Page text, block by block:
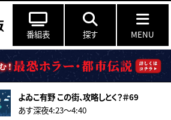
番組表 探す MENU
よゐこ有野 この街、攻略しとく？＃69
あす深夜4:23〜4:40